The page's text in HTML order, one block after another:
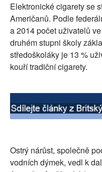
SOCIÁLNÍ SÍTĚ
RUBRIKY
PLNÁ VERZE STRÁNEK
Elektronické cigarety se
Američanů. Podle
a 2014 počet uživatelů
druhém stupni školy
středoškoláky je 13 %
kouří tradiční cigarety.
Ostrý nárůst, společně
vodních dýmek, vedl k